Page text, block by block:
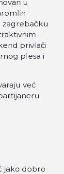
u
zagrebačku
privlači
plesa i
već
jako dobro